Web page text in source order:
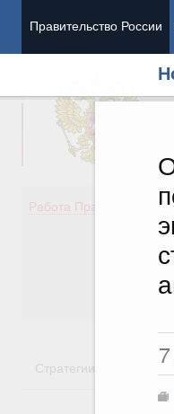
Правительство России
Работа Правительства
Стратегии